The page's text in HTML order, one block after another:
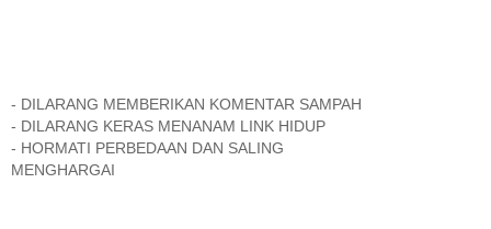
- DILARANG MEMBERIKAN KOMENTAR SAMPAH
- DILARANG KERAS MENANAM LINK HIDUP
- HORMATI PERBEDAAN DAN SALING
MENGHARGAI